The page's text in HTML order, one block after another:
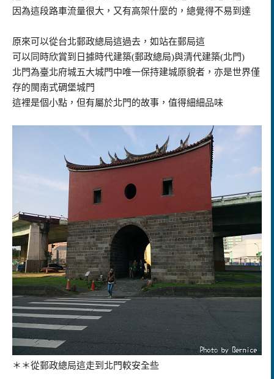
因為這段路車流量很大，又有高架什麼的，總覺得不易到達
原來可以從台北郵政總局這過去，如站在郵局這
可以同時欣賞到日據時代建築(郵政總局)與清代建築(北門)
北門為臺北府城五大城門中唯一保持建城原貌者，亦是世界僅
存的閩南式碉堡城門
這裡是個小點，但有屬於北門的故事，值得細細品味
＊＊從郵政總局這走到北門較安全些